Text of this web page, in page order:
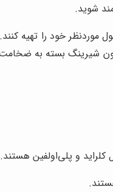
شوید.
خود را تهیه کنند.
بسته به ضخامت،
و پلی‌اولفین هستند.